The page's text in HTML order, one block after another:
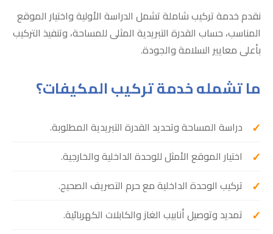
نقدم خدمة تركيب شاملة تشمل الدراسة الأولية واختيار الموقع
المناسب، حساب القدرة التبريدية المثلى للمساحة، وتنفيذ التركيب
بأعلى معايير السلامة والجودة.
ما تشمله خدمة تركيب المكيفات؟
دراسة المساحة وتحديد القدرة التبريدية المطلوبة.
اختيار الموقع الأمثل للوحدة الداخلية والخارجية.
تركيب الوحدة الداخلية مع حرم التصريف الصحيح.
تمديد وتوصيل أنابيب الغاز والكابلات الكهربائية.